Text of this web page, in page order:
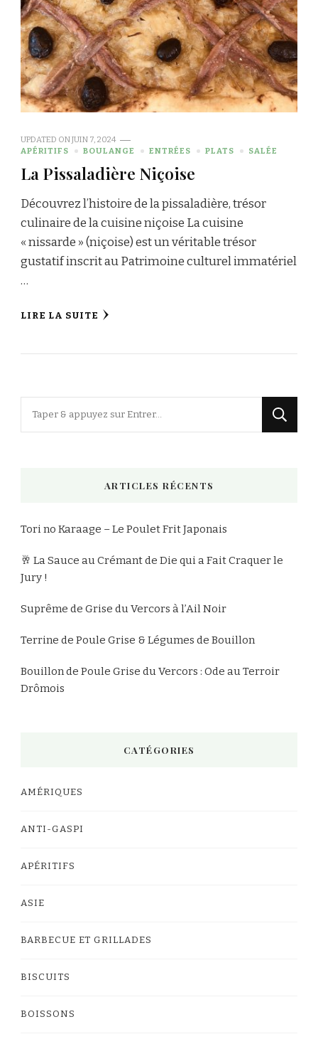
UPDATED ONJUIN 7, 2024
APÉRITIFS
BOULANGE ENTRÉES PLATS SALÉE
La Pissaladière Niçoise
Découvrez l’histoire de la pissaladière, trésor
culinaire de la cuisine niçoise La cuisine
« nissarde » (niçoise) est un véritable trésor
gustatif inscrit au Patrimoine culturel immatériel
…
LIRE LA SUITE
ARTICLES RÉCENTS
Tori no Karaage – Le Poulet Frit Japonais
🥂 La Sauce au Crémant de Die qui a Fait Craquer le
Jury !
Suprême de Grise du Vercors à l’Ail Noir
Terrine de Poule Grise & Légumes de Bouillon
Bouillon de Poule Grise du Vercors : Ode au Terroir
Drômois
CATÉGORIES
AMÉRIQUES
ANTI-GASPI
APÉRITIFS
ASIE
BARBECUE ET GRILLADES
BISCUITS
BOISSONS